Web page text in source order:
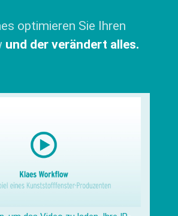
optimieren Sie Ihren
und der verändert alles.